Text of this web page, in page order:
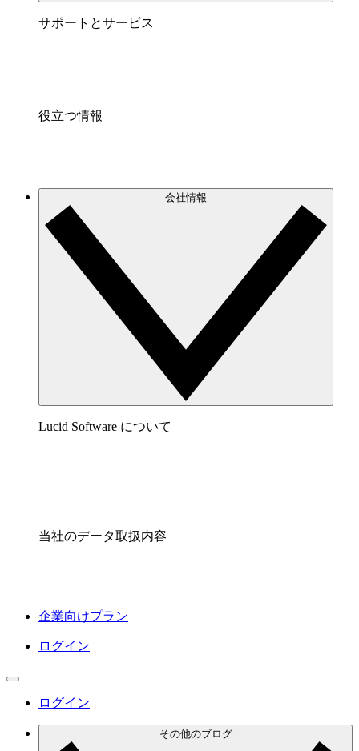
サポートとサービス
役立つ情報
会社情報
Lucid Software について
当社のデータ取扱内容
企業向けプラン
ログイン
ログイン
その他のブログ